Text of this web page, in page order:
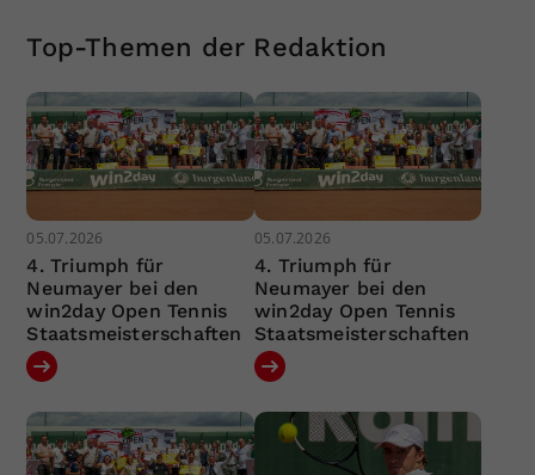
Top-Themen der Redaktion
05.07.2026
4. Triumph für
Neumayer bei den
win2day Open Tennis
Staatsmeisterschaften
05.07.2026
4. Triumph für
Neumayer bei den
win2day Open Tennis
Staatsmeisterschaften